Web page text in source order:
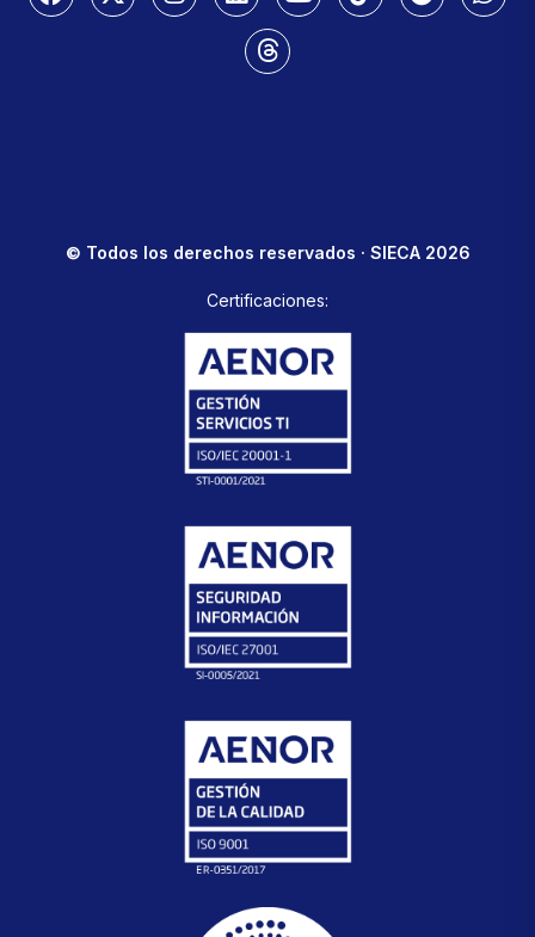
© Todos los derechos reservados · SIECA 2026
Certificaciones: